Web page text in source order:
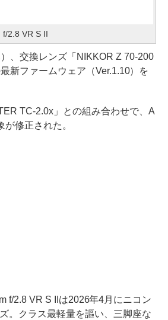
f/2.8 VR S II
、交換レンズ「NIKKOR Z 70-200
新ファームウェア（Ver.1.10）を
TC-2.0x」との組み合わせで、A
修正された。
f/2.8 VR S IIは2026年4月にニコン
。クラス最軽量を謳い、三脚座な